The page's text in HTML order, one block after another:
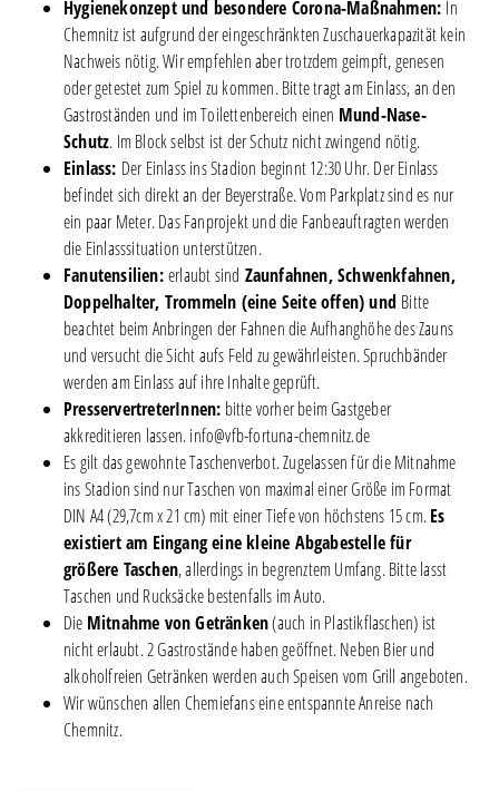
Hygienekonzept und besondere Corona-Maßnahmen: In
Chemnitz ist aufgrund der eingeschränkten Zuschauerkapazität kein
Nachweis nötig. Wir empfehlen aber trotzdem geimpft, genesen
oder getestet zum Spiel zu kommen. Bitte tragt am Einlass, an den
Gastroständen und im Toilettenbereich einen Mund-Nase-
Schutz. Im Block selbst ist der Schutz nicht zwingend nötig.
Einlass: Der Einlass ins Stadion beginnt 12:30 Uhr. Der Einlass
befindet sich direkt an der Beyerstraße. Vom Parkplatz sind es nur
ein paar Meter. Das Fanprojekt und die Fanbeauftragten werden
die Einlasssituation unterstützen.
Fanutensilien:erlaubt sind Zaunfahnen, Schwenkfahnen,
Doppelhalter, Trommeln (eine Seite offen) und Bitte
beachtet beim Anbringen der Fahnen die Aufhanghöhe des Zauns
und versucht die Sicht aufs Feld zu gewährleisten. Spruchbänder
werden am Einlass auf ihre Inhalte geprüft.
PresservertreterInnen: bitte vorher beim Gastgeber
akkreditieren lassen. info@vfb-fortuna-chemnitz.de
Es gilt das gewohnte Taschenverbot. Zugelassen für die Mitnahme
ins Stadion sind nur Taschen von maximal einer Größe im Format
DIN A4 (29,7cm x 21 cm) mit einer Tiefe von höchstens 15 cm.Es
existiert am Eingang eine kleine Abgabestelle für
größere Taschen, allerdings in begrenztem Umfang. Bitte lasst
Taschen und Rucksäcke bestenfalls im Auto.
Die Mitnahme von Getränken(auch in Plastikflaschen) ist
nicht erlaubt. 2 Gastrostände haben geöffnet. Neben Bier und
alkoholfreien Getränken werden auch Speisen vom Grill angeboten.
Wir wünschen allen Chemiefans eine entspannte Anreise nach
Chemnitz.